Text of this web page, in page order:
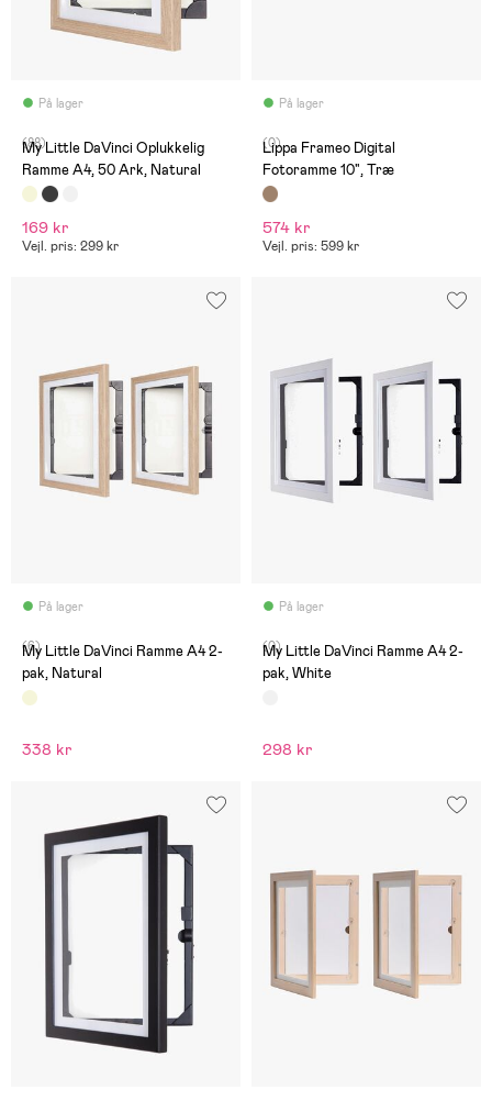
På lager
(88)
My Little DaVinci Oplukkelig
Ramme A4, 50 Ark, Natural
169 kr
Vejl. pris: 299 kr
På lager
(0)
Lippa Frameo Digital
Fotoramme 10", Træ
574 kr
Vejl. pris: 599 kr
På lager
(6)
My Little DaVinci Ramme A4 2-
pak, Natural
338 kr
På lager
(0)
My Little DaVinci Ramme A4 2-
pak, White
298 kr